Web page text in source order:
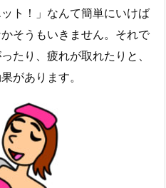
ト！」なんて簡単にいけば
そうもいきません。それで
たり、疲れが取れたりと、
があります。